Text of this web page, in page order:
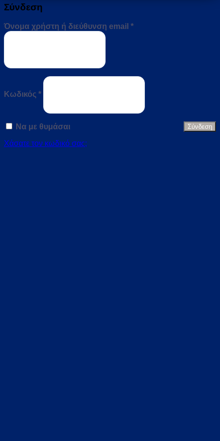
Σύνδεση
Όνομα χρήστη ή διεύθυνση email *Απαιτείται
Κωδικός *
Απαιτείται
Να με θυμάσαι Σύνδεση
Χάσατε τον κωδικό σας;